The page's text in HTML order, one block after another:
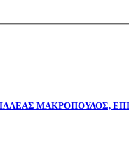
ΜΑΚΡΟΠΟΥΛΟΣ,